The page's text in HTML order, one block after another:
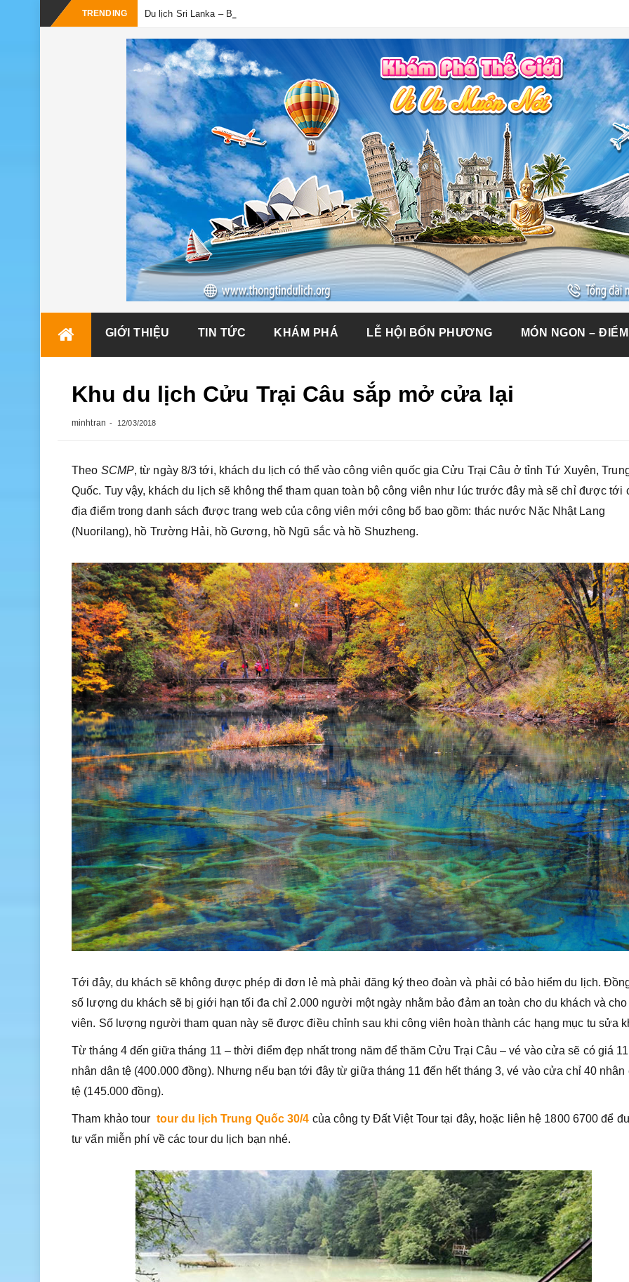
TRENDING Du lịch Sri Lanka – Bật mí nên đi mùa nào đẹp
GIỚI THIỆU TIN TỨC KHÁM PHÁ LỄ HỘI BỐN PHƯƠNG MÓN NGON –
Khu du lịch Cửu Trại Câu sắp mở cửa lại
minhtran 12/03/2018
Theo SCMP, từ ngày 8/3 tới, khách du lịch có thể vào công viên quốc gia Cửu Trại Câu ở tỉnh Tứ Xuyên,
Quốc. Tuy vậy, khách du lịch sẽ không thể tham quan toàn bộ công viên như lúc trước đây mà sẽ chỉ được tới
địa điểm trong danh sách được trang web của công viên mới công bố bao gồm: thác nước Nặc Nhật Lang
(Nuorilang), hồ Trường Hải, hồ Gương, hồ Ngũ sắc và hồ Shuzheng.
Tới đây, du khách sẽ không được phép đi đơn lẻ mà phải đăng ký theo đoàn và phải có bảo hiểm du lịch.
số lượng du khách sẽ bị giới hạn tối đa chỉ 2.000 người một ngày nhằm bảo đảm an toàn cho du khách và cho
viên. Số lượng người tham quan này sẽ được điều chỉnh sau khi công viên hoàn thành các hạng mục tu sửa
Từ tháng 4 đến giữa tháng 11 – thời điểm đẹp nhất trong năm để thăm Cửu Trại Câu – vé vào cửa sẽ có giá
nhân dân tệ (400.000 đồng). Nhưng nếu bạn tới đây từ giữa tháng 11 đến hết tháng 3, vé vào cửa chỉ 40 nhân
tệ (145.000 đồng).
Tham khảo tour tour du lịch Trung Quốc 30/4 của công ty Đất Việt Tour tại đây, hoặc liên hệ 1800 6700 để
tư vấn miễn phí về các tour du lịch bạn nhé.